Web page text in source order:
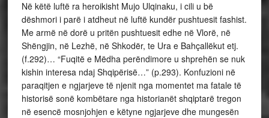
Në këtë luftë ra heroikisht Mujo Ulqinaku, i cili u bë
dëshmori i parë i atdheut në luftë kundër pushtuesit fashist.
Me armë në dorë u pritën pushtuesit edhe në Vlorë, në
Shëngjin, në Lezhë, në Shkodër, te Ura e Bahçallëkut etj.
(f.292)… “Fuqitë e Mëdha perëndimore u shprehën se nuk
kishin interesa ndaj Shqipërisë…” (p.293). Konfuzioni në
paraqitjen e ngjarjeve të njenit nga momentet ma fatale të
historisë sonë kombëtare nga historianët shqiptarë tregon
në esencë mosnjohjen e këtyne ngjarjeve dhe mungesën